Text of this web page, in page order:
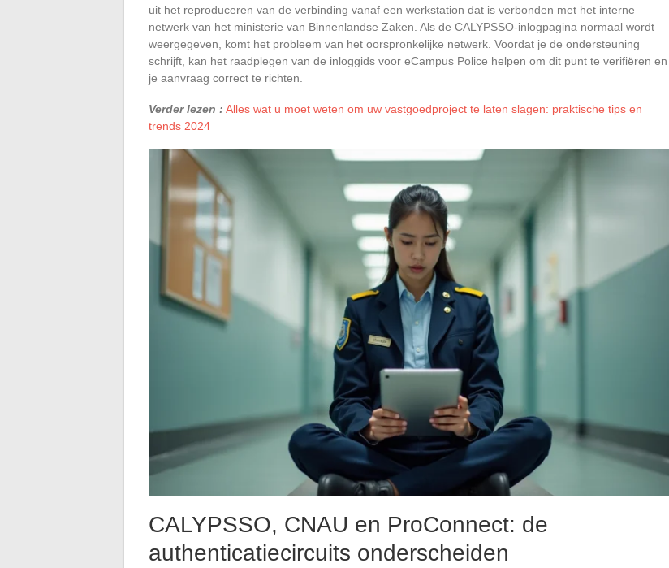
uit het reproduceren van de verbinding vanaf een werkstation dat is verbonden met het interne
netwerk van het ministerie van Binnenlandse Zaken. Als de CALYPSSO-inlogpagina normaal wordt
weergegeven, komt het probleem van het oorspronkelijke netwerk. Voordat je de ondersteuning
schrijft, kan het raadplegen van de inloggids voor eCampus Police helpen om dit punt te verifiëren en
je aanvraag correct te richten.
Verder lezen : Alles wat u moet weten om uw vastgoedproject te laten slagen: praktische tips en
trends 2024
CALYPSSO, CNAU en ProConnect: de
authenticatiecircuits onderscheiden